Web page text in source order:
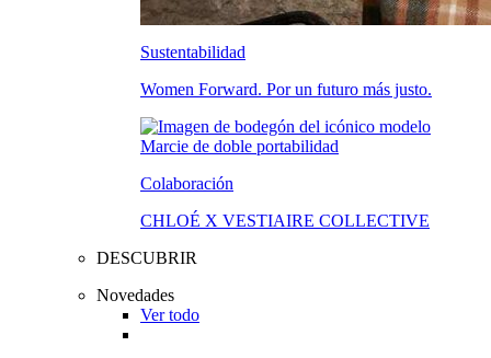
Sustentabilidad
Women Forward. Por un futuro más justo.
Colaboración
CHLOÉ X VESTIAIRE COLLECTIVE
DESCUBRIR
Novedades
Ver todo